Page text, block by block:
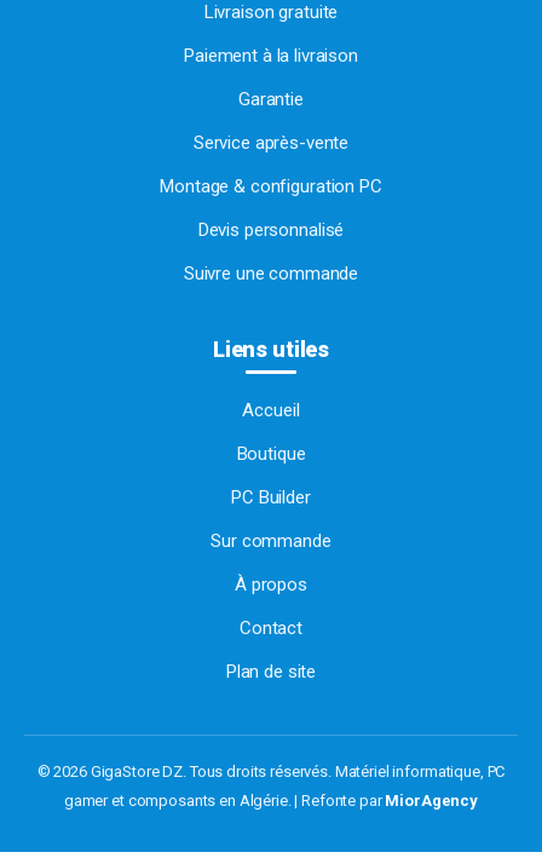
Livraison gratuite
Paiement à la livraison
Garantie
Service après-vente
Montage & configuration PC
Devis personnalisé
Suivre une commande
Liens utiles
Accueil
Boutique
PC Builder
Sur commande
À propos
Contact
Plan de site
© 2026 GigaStore DZ. Tous droits réservés. Matériel informatique, PC
gamer et composants en Algérie. | Refonte parMiorAgency